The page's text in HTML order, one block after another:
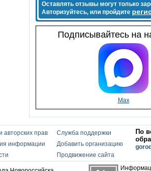
Оставлять отзывы могут только
Авторизуйтесь, или пройдите
Подписывайтесь на
Max
прав
информации
Служба поддержки
Добавить организацию
Продвижение сайта
По